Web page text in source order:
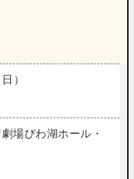
）
場びわ湖ホール・